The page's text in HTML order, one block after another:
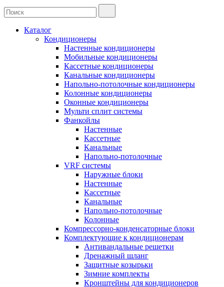
Каталог
Кондиционеры
Настенные кондиционеры
Мобильные кондиционеры
Кассетные кондиционеры
Канальные кондиционеры
Напольно-потолочные кондиционеры
Колонные кондиционеры
Оконные кондиционеры
Мульти сплит системы
Фанкойлы
Настенные
Кассетные
Канальные
Напольно-потолочные
VRF системы
Наружные блоки
Настенные
Кассетные
Канальные
Напольно-потолочные
Колонные
Компрессорно-конденсаторные блоки
Комплектующие к кондиционерам
Антивандальные решетки
Дренажный шланг
Защитные козырьки
Зимние комплекты
Кронштейны для кондиционеров